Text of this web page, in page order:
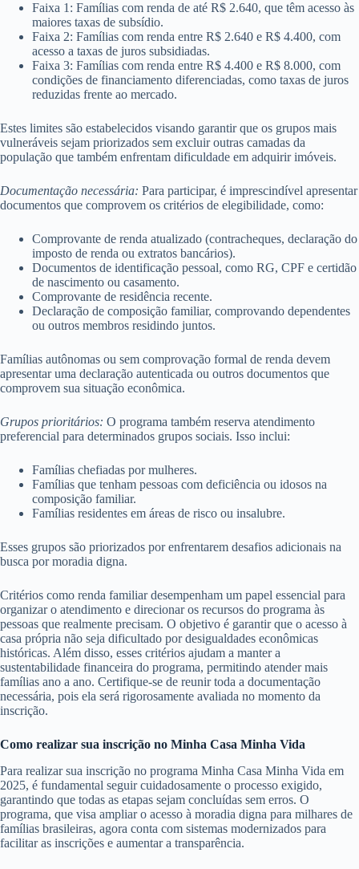
Faixa 1: Famílias com renda de até R$ 2.640, que têm acesso às
maiores taxas de subsídio.
Faixa 2: Famílias com renda entre R$ 2.640 e R$ 4.400, com
acesso a taxas de juros subsidiadas.
Faixa 3: Famílias com renda entre R$ 4.400 e R$ 8.000, com
condições de financiamento diferenciadas, como taxas de juros
reduzidas frente ao mercado.
Estes limites são estabelecidos visando garantir que os grupos mais
vulneráveis sejam priorizados sem excluir outras camadas da
população que também enfrentam dificuldade em adquirir imóveis.
Documentação necessária: Para participar, é imprescindível apresentar
documentos que comprovem os critérios de elegibilidade, como:
Comprovante de renda atualizado (contracheques, declaração do
imposto de renda ou extratos bancários).
Documentos de identificação pessoal, como RG, CPF e certidão
de nascimento ou casamento.
Comprovante de residência recente.
Declaração de composição familiar, comprovando dependentes
ou outros membros residindo juntos.
Famílias autônomas ou sem comprovação formal de renda devem
apresentar uma declaração autenticada ou outros documentos que
comprovem sua situação econômica.
Grupos prioritários: O programa também reserva atendimento
preferencial para determinados grupos sociais. Isso inclui:
Famílias chefiadas por mulheres.
Famílias que tenham pessoas com deficiência ou idosos na
composição familiar.
Famílias residentes em áreas de risco ou insalubre.
Esses grupos são priorizados por enfrentarem desafios adicionais na
busca por moradia digna.
Critérios como renda familiar desempenham um papel essencial para
organizar o atendimento e direcionar os recursos do programa às
pessoas que realmente precisam. O objetivo é garantir que o acesso à
casa própria não seja dificultado por desigualdades econômicas
históricas. Além disso, esses critérios ajudam a manter a
sustentabilidade financeira do programa, permitindo atender mais
famílias ano a ano. Certifique-se de reunir toda a documentação
necessária, pois ela será rigorosamente avaliada no momento da
inscrição.
Como realizar sua inscrição no Minha Casa Minha Vida
Para realizar sua inscrição no programa Minha Casa Minha Vida em
2025, é fundamental seguir cuidadosamente o processo exigido,
garantindo que todas as etapas sejam concluídas sem erros. O
programa, que visa ampliar o acesso à moradia digna para milhares de
famílias brasileiras, agora conta com sistemas modernizados para
facilitar as inscrições e aumentar a transparência.